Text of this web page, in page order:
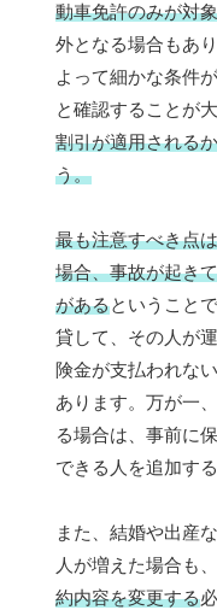
動車免許のみが対象
外となる場合もあ
よって細かな条件
と確認することが大
割引が適用される
う。
最も注意すべき点
場合、事故が起き
があるということ
貸して、その人が
険金が支払われな
あります。万が一
る場合は、事前に
できる人を追加す
また、結婚や出産
人が増えた場合も、
約内容を変更する